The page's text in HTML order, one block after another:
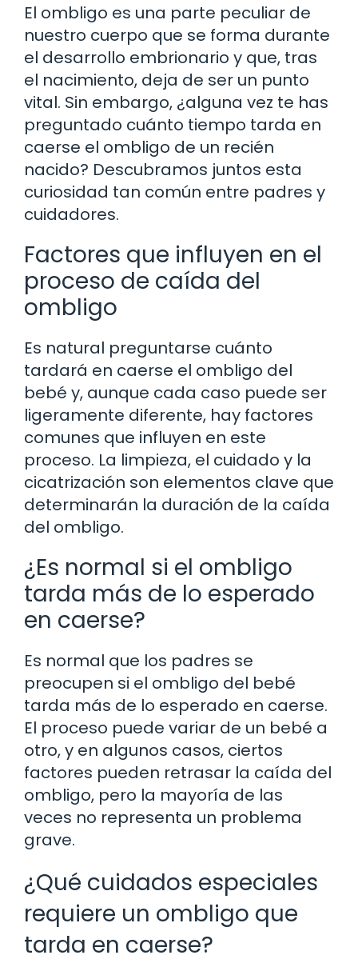
El ombligo es una parte peculiar de
nuestro cuerpo que se forma durante
el desarrollo embrionario y que, tras
el nacimiento, deja de ser un punto
vital. Sin embargo, ¿alguna vez te has
preguntado cuánto tiempo tarda en
caerse el ombligo de un recién
nacido? Descubramos juntos esta
curiosidad tan común entre padres y
cuidadores.
Factores que influyen en el
proceso de caída del
ombligo
Es natural preguntarse cuánto
tardará en caerse el ombligo del
bebé y, aunque cada caso puede ser
ligeramente diferente, hay factores
comunes que influyen en este
proceso. La limpieza, el cuidado y la
cicatrización son elementos clave que
determinarán la duración de la caída
del ombligo.
¿Es normal si el ombligo
tarda más de lo esperado
en caerse?
Es normal que los padres se
preocupen si el ombligo del bebé
tarda más de lo esperado en caerse.
El proceso puede variar de un bebé a
otro, y en algunos casos, ciertos
factores pueden retrasar la caída del
ombligo, pero la mayoría de las
veces no representa un problema
grave.
¿Qué cuidados especiales
requiere un ombligo que
tarda en caerse?